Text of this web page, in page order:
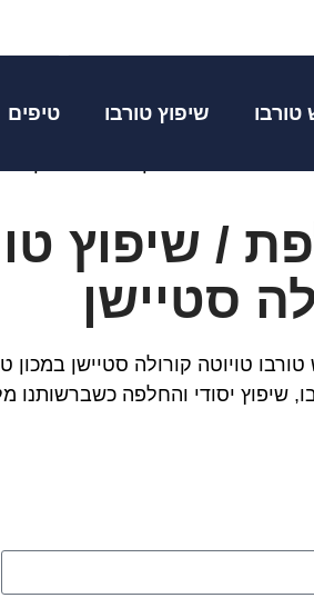
שיפוץ טורבו טיפיםקורולה
/ שיפוץ
סטיישן
טויוטה קורולה סטיישן במכון
שיפוץ יסודי והחלפה כשברשותנו